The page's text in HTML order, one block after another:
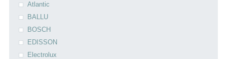
Atlantic
BALLU
BOSCH
EDISSON
Electrolux